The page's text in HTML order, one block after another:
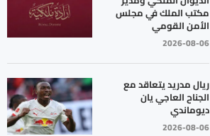
مكتب الملك في مجلس
الأمن القومي
2026-08-06
ريال مدريد يتعاقد مع
الجناح العاجي يان
ديوماندي
2026-08-06